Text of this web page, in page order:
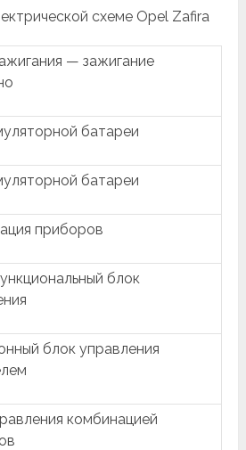
схеме Opel Zafira
— зажигание
батареи
батареи
приборов
блок
блок управления
комбинацией